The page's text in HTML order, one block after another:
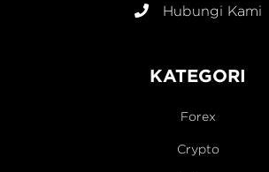
Hubungi Kami
KATEGORI
Forex
Crypto